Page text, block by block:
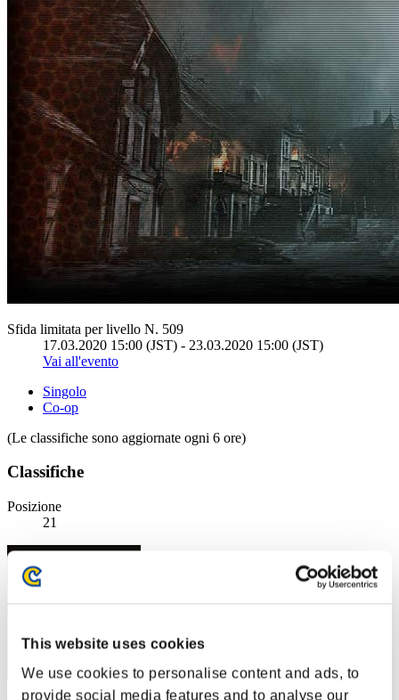
This website uses cookies
We use cookies to personalise content and ads, to
provide social media features and to analyse our
Sfida limitata per livello N. 509
17.03.2020 15:00 (JST) - 23.03.2020 15:00 (JST)
Vai all'evento
Singolo
Co-op
(Le classifiche sono aggiornate ogni 6 ore)
Classifiche
Posizione
21